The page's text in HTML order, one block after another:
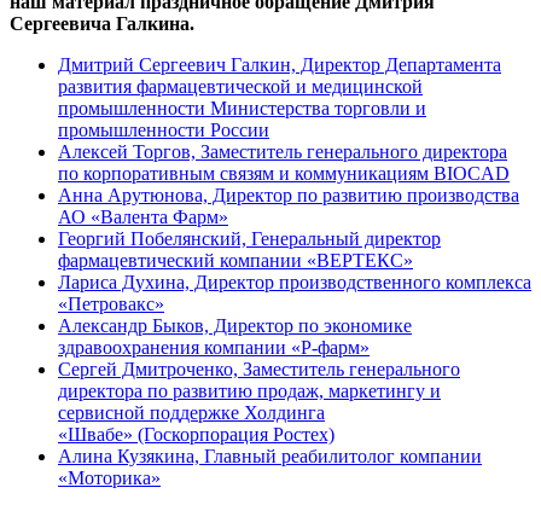
Сергеевича Галкина.
Дмитрий Сергеевич Галкин, Директор Департамента
развития фармацевтической и медицинской
промышленности Министерства торговли и
промышленности России
Алексей Торгов, Заместитель генерального директора
по корпоративным связям и коммуникациям BIOCAD
Анна Арутюнова, Директор по развитию производства
АО «Валента Фарм»
Георгий Побелянский, Генеральный директор
фармацевтический компании «ВЕРТЕКС»
Лариса Духина, Директор производственного комплекса
«Петровакс»
Александр Быков, Директор по экономике
здравоохранения компании «Р-фарм»
Сергей Дмитроченко, Заместитель генерального
директора по развитию продаж, маркетингу и
сервисной поддержке Холдинга
«Швабе» (Госкорпорация Ростех)
Алина Кузякина, Главный реабилитолог компании
«Моторика»